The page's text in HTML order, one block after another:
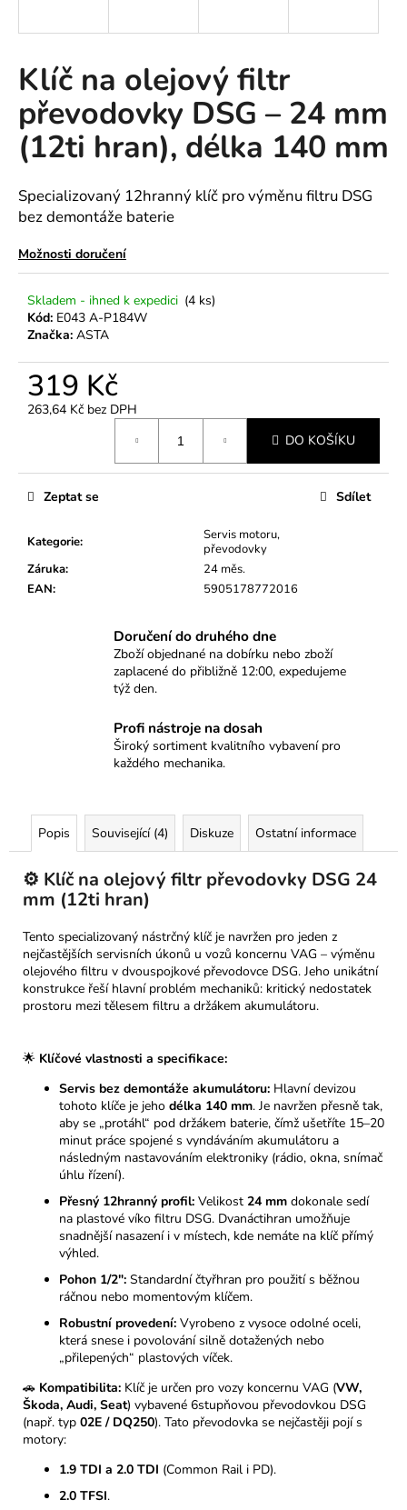
Klíč na olejový filtr
převodovky DSG – 24 mm
(12ti hran), délka 140 mm
Specializovaný 12hranný klíč pro výměnu filtru DSG
bez demontáže baterie
Možnosti doručení
Skladem - ihned k expedici (4 ks)
Kód: E043 A-P184W
Značka: ASTA
319 Kč
263,64 Kč bez DPH
DO KOŠÍKU
Kategorie:
Servis motoru,
převodovky
Záruka:
24 měs.
EAN: 5905178772016
Zeptat se Sdílet
Doručení do druhého dne
Zboží objednané na dobírku nebo zboží
zaplacené do přibližně 12:00, expedujeme
týž den.
Profi nástroje na dosah
Široký sortiment kvalitního vybavení pro
každého mechanika.
Popis Související (4) Diskuze Ostatní informace
⚙️ Klíč na olejový filtr převodovky DSG 24
mm (12ti hran)
Tento specializovaný nástrčný klíč je navržen pro jeden z
nejčastějších servisních úkonů u vozů koncernu VAG – výměnu
olejového filtru v dvouspojkové převodovce DSG. Jeho unikátní
konstrukce řeší hlavní problém mechaniků: kritický nedostatek
prostoru mezi tělesem filtru a držákem akumulátoru.
🌟 Klíčové vlastnosti a specifikace:
Servis bez demontáže akumulátoru: Hlavní devizou
tohoto klíče je jeho délka 140 mm. Je navržen přesně tak,
aby se „protáhl“ pod držákem baterie, čímž ušetříte 15–20
minut práce spojené s vyndáváním akumulátoru a
následným nastavováním elektroniky (rádio, okna, snímač
úhlu řízení).
Přesný 12hranný profil: Velikost 24 mm dokonale sedí
na plastové víko filtru DSG. Dvanáctihran umožňuje
snadnější nasazení i v místech, kde nemáte na klíč přímý
výhled.
Pohon 1/2": Standardní čtyřhran pro použití s běžnou
ráčnou nebo momentovým klíčem.
Robustní provedení: Vyrobeno z vysoce odolné oceli,
která snese i povolování silně dotažených nebo
„přilepených“ plastových víček.
🚗 Kompatibilita: Klíč je určen pro vozy koncernu VAG (VW,
Škoda, Audi, Seat) vybavené 6stupňovou převodovkou DSG
(např. typ 02E / DQ250). Tato převodovka se nejčastěji pojí s
motory:
1.9 TDI a 2.0 TDI (Common Rail i PD).
2.0 TFSI.
í
t
?
HLEDAT
D
o
p
r
u
e
m
KLÍČ
NA
ŘEMENICI